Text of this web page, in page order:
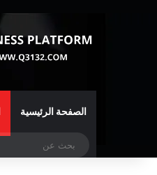
الصفحة الرئيسية